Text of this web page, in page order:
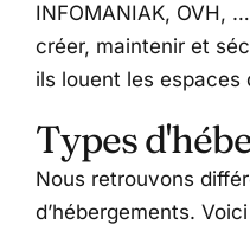
INFOMANIAK, OVH,
créer, maintenir et
ils louent les espaces
Types
Nous retrouvons
d’hébergements.